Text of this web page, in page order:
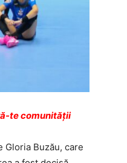
te comunității
Gloria Buzău, care